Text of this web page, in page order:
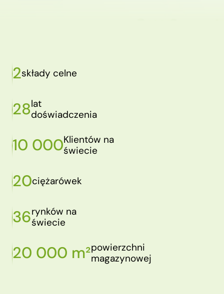
2składy celne
28lat
doświadczenia
10 000Klientów na
świecie
20ciężarówek
36rynków na
świecie
20 000 m²powierzchni
magazynowej